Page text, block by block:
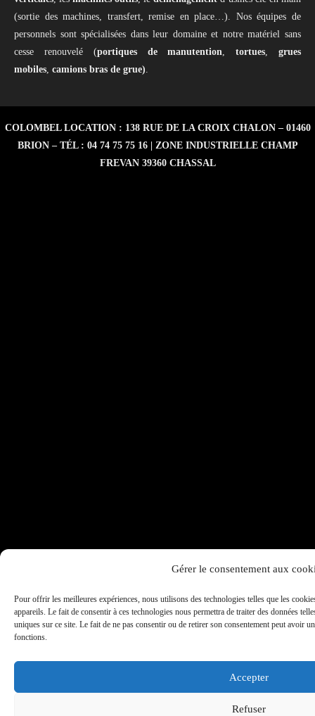
Gérer le consentement aux
Pour offrir les meilleures expériences, nous utilisons des technologies telles que les
appareils. Le fait de consentir à ces technologies nous permettra de traiter des données
uniques sur ce site. Le fait de ne pas consentir ou de retirer son consentement peut avoir
fonctions.
Accepter
Refuser
(sortie des machines, transfert, remise en place…). Nos équipes de
personnels sont spécialisées dans leur domaine et notre matériel sans
cesse renouvelé (portiques de manutention,tortues,grues
mobiles, camions bras de grue).
COLOMBEL LOCATION : 138 RUE DE LA CROIX CHALON – 01460
BRION – TÉL : 04 74 75 75 16 | ZONE INDUSTRIELLE CHAMP
FREVAN 39360 CHASSAL